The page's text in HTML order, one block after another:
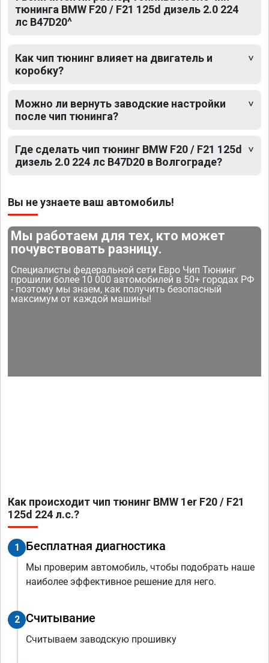
тюнинга BMW F20 / F21 125d дизель 2.0 224
лс B47D20^
Как чип тюнинг влияет на двигатель и
коробку?
Можно ли вернуть заводские настройки
после чип тюнинга?
Где сделать чип тюнинг BMW F20 / F21 125d
дизель 2.0 224 лс B47D20 в Волгограде?
Вы не узнаете ваш автомобиль!
Мы работаем для тех, кто может
почувствовать разницу.
Специалисты федеральной сети Евро Чип Тюнинг
прошили более 10 000 автомобилей в 50+ городах РФ
- поэтому мы знаем, как получить безопасный
максимум от каждой машины!
Как происходит чип тюнинг BMW 1er F20 / F21
125d 224 л.с.?
1 Бесплатная диагностика
Мы проверим автомобиль, чтобы подобрать наше
наиболее эффективное решение для него.
2 Считывание
Считываем заводскую прошивку